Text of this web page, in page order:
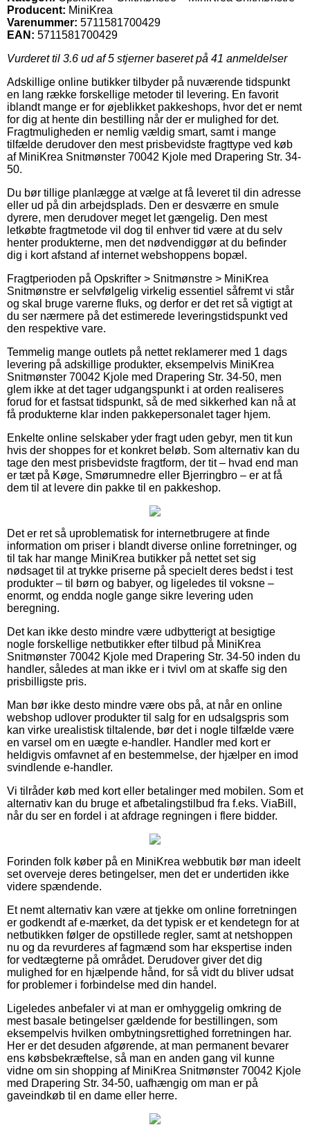
Producent: MiniKrea
Varenummer: 5711581700429
EAN: 5711581700429
Vurderet til 3.6 ud af 5 stjerner baseret på 41 anmeldelser
Adskillige online butikker tilbyder på nuværende tidspunkt
en lang række forskellige metoder til levering. En favorit
iblandt mange er for øjeblikket pakkeshops, hvor det er nemt
for dig at hente din bestilling når der er mulighed for det.
Fragtmuligheden er nemlig vældig smart, samt i mange
tilfælde derudover den mest prisbevidste fragttype ved køb
af MiniKrea Snitmønster 70042 Kjole med Drapering Str. 34-
50.
Du bør tillige planlægge at vælge at få leveret til din adresse
eller ud på din arbejdsplads. Den er desværre en smule
dyrere, men derudover meget let gængelig. Den mest
letkøbte fragtmetode vil dog til enhver tid være at du selv
henter produkterne, men det nødvendiggør at du befinder
dig i kort afstand af internet webshoppens bopæl.
Fragtperioden på Opskrifter > Snitmønstre > MiniKrea
Snitmønstre er selvfølgelig virkelig essentiel såfremt vi står
og skal bruge varerne fluks, og derfor er det ret så vigtigt at
du ser nærmere på det estimerede leveringstidspunkt ved
den respektive vare.
Temmelig mange outlets på nettet reklamerer med 1 dags
levering på adskillige produkter, eksempelvis MiniKrea
Snitmønster 70042 Kjole med Drapering Str. 34-50, men
glem ikke at det tager udgangspunkt i at orden realiseres
forud for et fastsat tidspunkt, så de med sikkerhed kan nå at
få produkterne klar inden pakkepersonalet tager hjem.
Enkelte online selskaber yder fragt uden gebyr, men tit kun
hvis der shoppes for et konkret beløb. Som alternativ kan du
tage den mest prisbevidste fragtform, der tit – hvad end man
er tæt på Køge, Smørumnedre eller Bjerringbro – er at få
dem til at levere din pakke til en pakkeshop.
Det er ret så uproblematisk for internetbrugere at finde
information om priser i blandt diverse online forretninger, og
til tak har mange MiniKrea butikker på nettet set sig
nødsaget til at trykke priserne på specielt deres bedst i test
produkter – til børn og babyer, og ligeledes til voksne –
enormt, og endda nogle gange sikre levering uden
beregning.
Det kan ikke desto mindre være udbytterigt at besigtige
nogle forskellige netbutikker efter tilbud på MiniKrea
Snitmønster 70042 Kjole med Drapering Str. 34-50 inden du
handler, således at man ikke er i tvivl om at skaffe sig den
prisbilligste pris.
Man bør ikke desto mindre være obs på, at når en online
webshop udlover produkter til salg for en udsalgspris som
kan virke urealistisk tiltalende, bør det i nogle tilfælde være
en varsel om en uægte e-handler. Handler med kort er
heldigvis omfavnet af en bestemmelse, der hjælper en imod
svindlende e-handler.
Vi tilråder køb med kort eller betalinger med mobilen. Som et
alternativ kan du bruge et afbetalingstilbud fra f.eks. ViaBill,
når du ser en fordel i at afdrage regningen i flere bidder.
Forinden folk køber på en MiniKrea webbutik bør man ideelt
set overveje deres betingelser, men det er undertiden ikke
videre spændende.
Et nemt alternativ kan være at tjekke om online forretningen
er godkendt af e-mærket, da det typisk er et kendetegn for at
netbutikken følger de opstillede regler, samt at netshoppen
nu og da revurderes af fagmænd som har ekspertise inden
for vedtægterne på området. Derudover giver det dig
mulighed for en hjælpende hånd, for så vidt du bliver udsat
for problemer i forbindelse med din handel.
Ligeledes anbefaler vi at man er omhyggelig omkring de
mest basale betingelser gældende for bestillingen, som
eksempelvis hvilken ombytningsrettighed forretningen har.
Her er det desuden afgørende, at man permanent bevarer
ens købsbekræftelse, så man en anden gang vil kunne
vidne om sin shopping af MiniKrea Snitmønster 70042 Kjole
med Drapering Str. 34-50, uafhængig om man er på
gaveindkøb til en dame eller herre.